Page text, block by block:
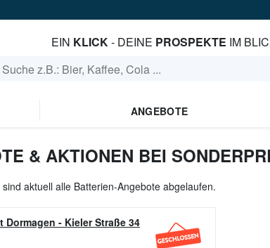
EIN KLICK- DEINE PROSPEKTE IM
ANGEBOTE
& AKTIONEN BEI
sind aktuell alle Batterien-Angebote abgelaufen.
Dormagen - Kieler Straße 34